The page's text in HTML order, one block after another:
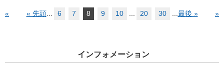
« 先頭
« ... 6 7 8 9 10 20 30 »
最後 »
インフォメーション